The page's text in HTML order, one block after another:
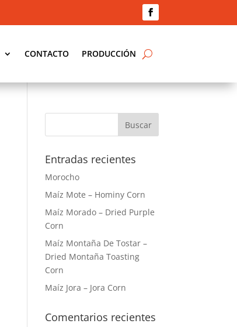
CONTACTO PRODUCCIÓN
Entradas recientes
Morocho
Maíz Mote – Hominy Corn
Maíz Morado – Dried Purple
Corn
Maíz Montaña De Tostar –
Dried Montaña Toasting
Corn
Maíz Jora – Jora Corn
Comentarios recientes